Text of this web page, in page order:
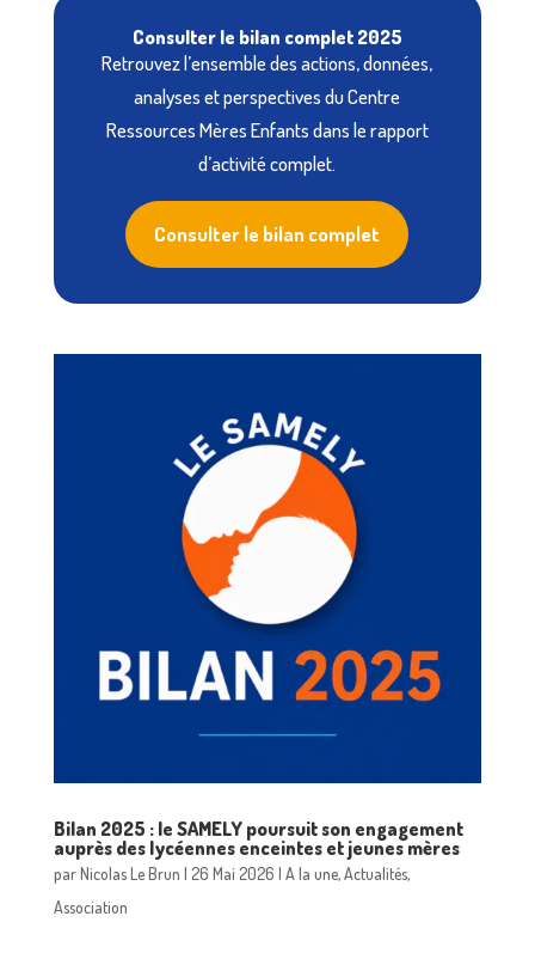
Consulter le bilan complet 2025
Retrouvez l’ensemble des actions, données,
analyses et perspectives du Centre
Ressources Mères Enfants dans le rapport
d’activité complet.
Consulter le bilan complet
Bilan 2025 : le SAMELY poursuit son engagement
auprès des lycéennes enceintes et jeunes mères
parNicolas Le Brun | 26 Mai 2026 | A la une,Actualités,
Association